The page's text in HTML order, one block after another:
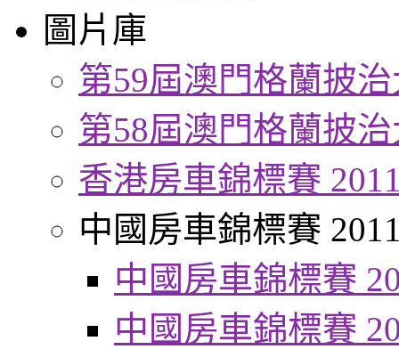
圖片庫
第59屆澳門格蘭披
第58屆澳門格蘭披
香港房車錦標賽
中國房車錦標賽
中國房車錦標賽
中國房車錦標賽